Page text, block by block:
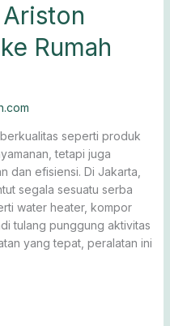
Rumah
seperti produk
tetapi juga
dan efisiensi. Di Jakarta,
segala sesuatu serba
water heater, kompor
tulang punggung aktivitas
yang tepat, peralatan ini